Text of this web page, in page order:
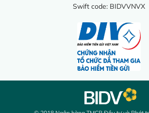
Swift code: BIDVVNVX